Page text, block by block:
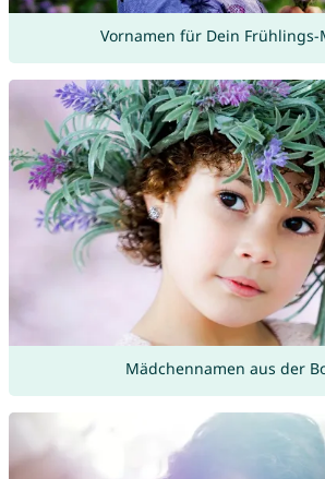
Vornamen für Dein Frühlings-
Mädchennamen aus der